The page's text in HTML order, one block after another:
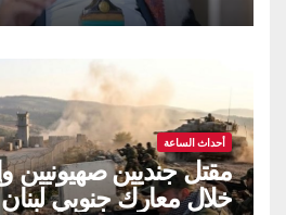
أحداث الساعة
خلال معارك جنوبي لبنان